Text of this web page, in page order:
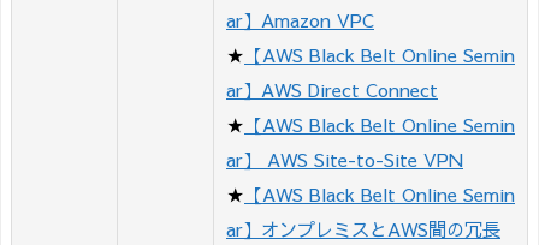
ar】Amazon VPC
★ 【AWS Black Belt Online Semin
ar】AWS Direct Connect
★ 【AWS Black Belt Online Semin
ar】 AWS Site-to-Site VPN
★ 【AWS Black Belt Online Semin
ar】オンプレミスとAWS間の冗長